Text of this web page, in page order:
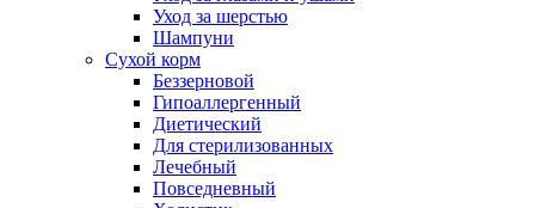
Уход за шерстью
Шампуни
Сухой корм
Беззерновой
Гипоаллергенный
Диетический
Для стерилизованных
Лечебный
Повседневный